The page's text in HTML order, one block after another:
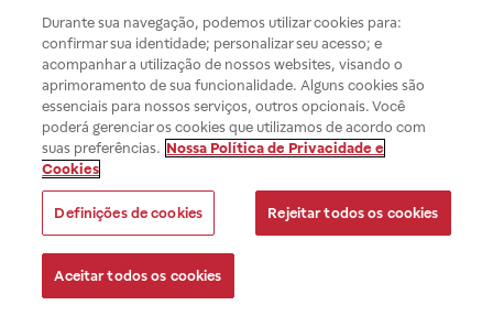
Durante sua navegação, podemos utilizar cookies para:
confirmar sua identidade; personalizar seu acesso; e
acompanhar a utilização de nossos websites, visando o
aprimoramento de sua funcionalidade. Alguns cookies são
essenciais para nossos serviços, outros opcionais. Você
poderá gerenciar os cookies que utilizamos de acordo com
suas preferências. Nossa Política de Privacidade e
Cookies
Definições de cookies Rejeitar todos os cookies
Aceitar todos os cookies